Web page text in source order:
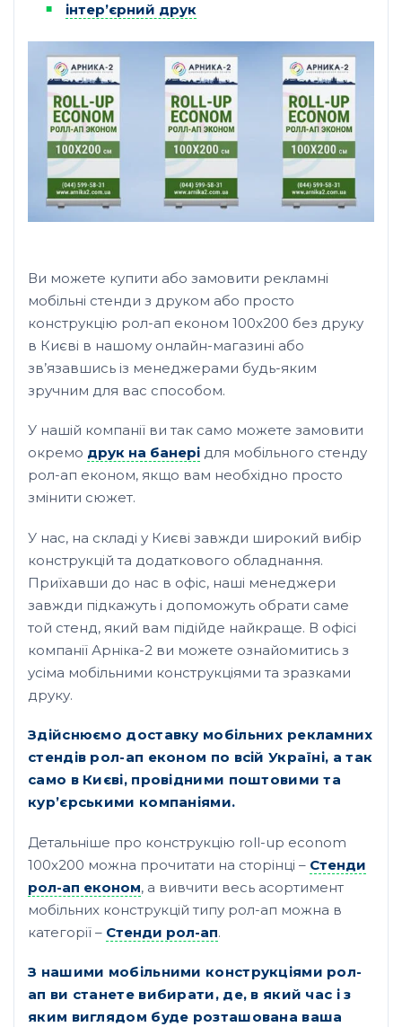
інтер’єрний друк
Ви можете купити або замовити рекламні
мобільні стенди з друком або просто
конструкцію рол-ап економ 100х200 без друку
в Києві в нашому онлайн-магазині або
зв’язавшись із менеджерами будь-яким
зручним для вас способом.
У нашій компанії ви так само можете замовити
окремо друк на банері для мобільного стенду
рол-ап економ, якщо вам необхідно просто
змінити сюжет.
У нас, на складі у Києві завжди широкий вибір
конструкцій та додаткового обладнання.
Приїхавши до нас в офіс, наші менеджери
завжди підкажуть і допоможуть обрати саме
той стенд, який вам підійде найкраще. В офісі
компанії Арніка-2 ви можете ознайомитись з
усіма мобільними конструкціями та зразками
друку.
Здійснюємо доставку мобільних рекламних
стендів рол-ап економ по всій Україні, а так
само в Києві, провідними поштовими та
кур’єрськими компаніями.
Детальніше про конструкцію roll-up econom
100х200 можна прочитати на сторінці – Стенди
рол-ап економ, а вивчити весь асортимент
мобільних конструкцій типу рол-ап можна в
категорії – Стенди рол-ап.
З нашими мобільними конструкціями рол-
ап ви станете вибирати, де, в який час і з
яким виглядом буде розташована ваша